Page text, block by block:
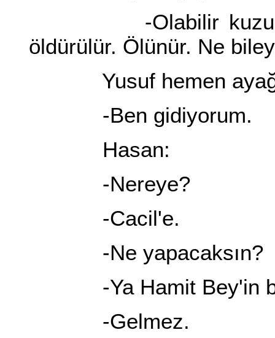
-Olabilir kuzum.
öldürülür. Ölünür. Ne
Yusuf hemen
-Ben gidiyorum.
Hasan:
-Nereye?
-Cacil'e.
-Ne yapacaksın?
-Ya Hamit Bey'in
-Gelmez.